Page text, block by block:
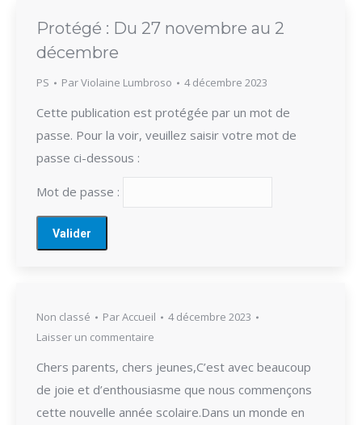
Protégé : Du 27 novembre au 2
décembre
PS ParViolaine Lumbroso 4 décembre 2023
Cette publication est protégée par un mot de
passe. Pour la voir, veuillez saisir votre mot de
passe ci-dessous :
Mot de passe :
Non classé ParAccueil
4 décembre 2023
Laisser un commentaire
Chers parents, chers jeunes,C’est avec beaucoup
de joie et d’enthousiasme que nous commençons
cette nouvelle année scolaire.Dans un monde en